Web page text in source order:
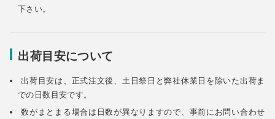
下さい。
出荷目安について
出荷目安は、正式注文後、土日祭日と弊社休業日を除いた出荷ま
での日数目安です。
数がまとまる場合は日数が異なりますので、事前にお問い合わせ